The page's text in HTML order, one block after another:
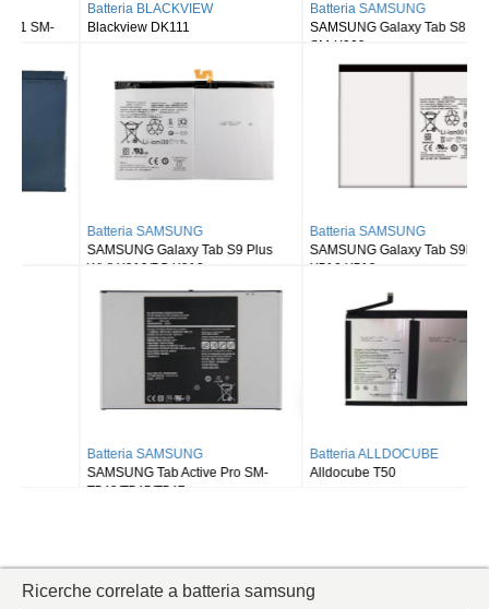
Batteria BLACKVIEW
Blackview DK111
Batteria SAMSUNG
SAMSUNG Galaxy Tab S8 Ultra
Batteria SAMSUNG
SAMSUNG Galaxy Tab S9 Plus
Wi-fi X810/5G X816
Batteria SAMSUNG
SAMSUNG Galaxy Tab S9FE X510
X516 X518
Batteria SAMSUNG
SAMSUNG Tab Active Pro SM-
T540/T545/T547
Batteria ALLDOCUBE
Alldocube T50
Ricerche correlate a batteria samsung